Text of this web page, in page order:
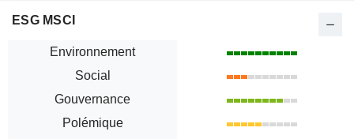
ESG MSCI
Environnement
Social
Gouvernance
Polémique